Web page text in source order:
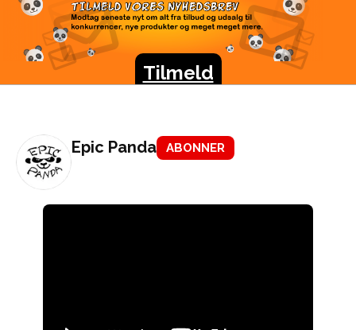
TILMELD VORES
NYHEDSBREV
Modtag seneste nyt om alt fra tilbud og udsalg til
konkurrencer, nye produkter og meget meget mere.
Tilmeld
Epic Panda ABONNER